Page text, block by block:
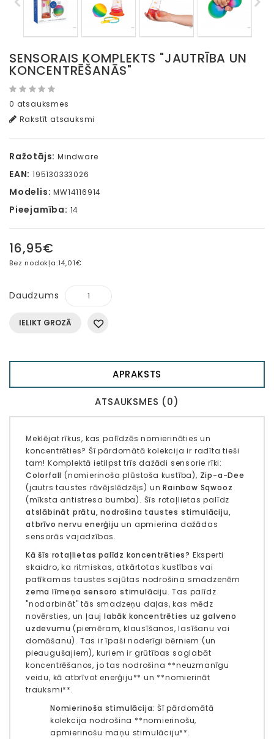
SENSORAIS KOMPLEKTS "JAUTRĪBA UN
KONCENTRĒŠANĀS"
0 atsauksmes
Rakstīt atsauksmi
Ražotājs: Mindware
EAN: 195130333026
Modelis: MW14116914
Pieejamība: 14
16,95€
Bez nodokļa:14,01€
Daudzums
IELIKT GROZĀ
APRAKSTS
ATSAUKSMES (0)
Meklējat rīkus, kas palīdzēs nomierināties un
koncentrēties? Šī pārdomātā kolekcija ir radīta tieši
tam! Komplektā ietilpst trīs dažādi sensorie rīki:
Colorfall (nomierinoša plūstoša kustība), Zip-a-Dee
(jautrs taustes rāvējslēdzējs) unRainbow Sqwooz
(mīksta antistresa bumba). Šīs rotaļlietas palīdz
atslābināt prātu, nodrošina taustes stimulāciju,
atbrīvo nervu enerģiju un apmierina dažādas
sensorās vajadzības.
Kā šīs rotaļlietas palīdz koncentrēties? Eksperti
skaidro, ka ritmiskas, atkārtotas kustības vai
patīkamas taustes sajūtas nodrošina smadzenēm
zema līmeņa sensoro stimulāciju. Tas palīdz
"nodarbināt" tās smadzeņu daļas, kas mēdz
novērsties, un ļauj labāk koncentrēties uz galveno
uzdevumu (piemēram, klausīšanos, lasīšanu vai
domāšanu). Tas ir īpaši noderīgi bērniem (un
pieaugušajiem), kuriem ir grūtības saglabāt
koncentrēšanos, jo tas nodrošina **neuzmanīgu
veidu, kā atbrīvot enerģiju** un **nomierināt
trauksmi**.
Nomierinoša stimulācija: Šī pārdomātā
kolekcija nodrošina **nomierinošu,
apmierinošu maņu stimulāciju**.